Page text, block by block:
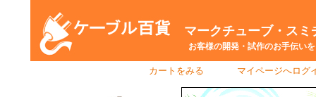
マークチューブ・スミ
お客様の開発・試作のお手伝いを
カートをみる マイページへログ